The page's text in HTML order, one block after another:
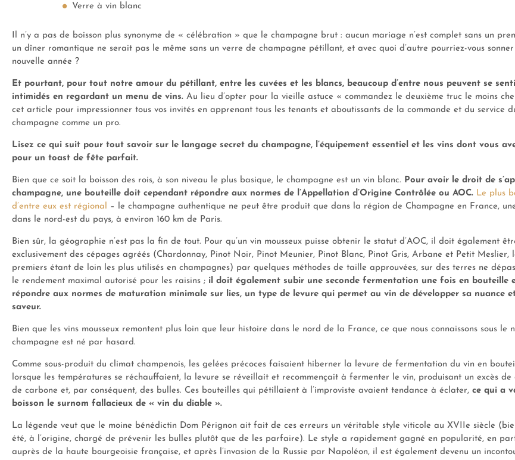
Verre à vin blanc
Il n’y a pas de boisson plus synonyme de « célébration » que le champagne brut : aucun mariage n’est complet sans un
un dîner romantique ne serait pas le même sans un verre de champagne pétillant, et avec quoi d’autre pourriez-vous
nouvelle année ?
Et pourtant, pour tout notre amour du pétillant, entre les cuvées et les blancs, beaucoup d’entre nous peuvent se
intimidés en regardant un menu de vins. Au lieu d’opter pour la vieille astuce « commandez le deuxième truc le moins
cet article pour impressionner tous vos invités en apprenant tous les tenants et aboutissants de la commande et du service
champagne comme un pro.
Lisez ce qui suit pour tout savoir sur le langage secret du champagne, l’équipement essentiel et les vins dont vous
pour un toast de fête parfait.
Bien que ce soit la boisson des rois, à son niveau le plus basique, le champagne est un vin blanc. Pour avoir le droit de
champagne, une bouteille doit cependant répondre aux normes de l’Appellation d’Origine Contrôlée ou AOC. Le plus
d’entre eux est régional – le champagne authentique ne peut être produit que dans la région de Champagne en France,
dans le nord-est du pays, à environ 160 km de Paris.
Bien sûr, la géographie n’est pas la fin de tout. Pour qu’un vin mousseux puisse obtenir le statut d’AOC, il doit également
exclusivement des cépages agréés (Chardonnay, Pinot Noir, Pinot Meunier, Pinot Blanc, Pinot Gris, Arbane et Petit Meslier,
premiers étant de loin les plus utilisés en champagnes) par quelques méthodes de taille approuvées, sur des terres ne
le rendement maximal autorisé pour les raisins ; il doit également subir une seconde fermentation une fois en bouteille
répondre aux normes de maturation minimale sur lies, un type de levure qui permet au vin de développer sa nuance
saveur.
Bien que les vins mousseux remontent plus loin que leur histoire dans le nord de la France, ce que nous connaissons sous le
champagne est né par hasard.
Comme sous-produit du climat champenois, les gelées précoces faisaient hiberner la levure de fermentation du vin en
lorsque les températures se réchauffaient, la levure se réveillait et recommençait à fermenter le vin, produisant un excès de
de carbone et, par conséquent, des bulles. Ces bouteilles qui pétillaient à l’improviste avaient tendance à éclater, ce qui a
boisson le surnom fallacieux de « vin du diable ».
La légende veut que le moine bénédictin Dom Pérignon ait fait de ces erreurs un véritable style viticole au XVIIe siècle
été, à l’origine, chargé de prévenir les bulles plutôt que de les parfaire). Le style a rapidement gagné en popularité, en
auprès de la haute bourgeoisie française, et après l’invasion de la Russie par Napoléon, il est également devenu un